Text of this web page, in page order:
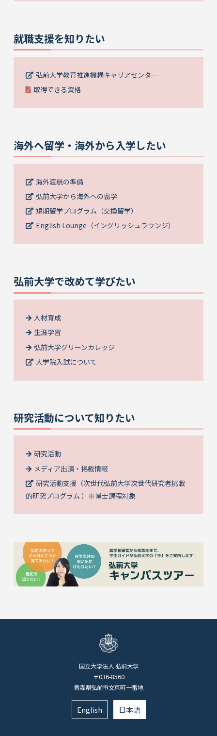
就職支援を知りたい
弘前大学教育推進機構キャリアセンター
取得できる資格
海外へ留学・海外から入学したい
海外渡航の準備
弘前大学から海外への留学
短期留学プログラム（交換留学）
English Lounge（イングリッシュラウンジ）
弘前大学で改めて学びたい
人材育成
生涯学習
弘前大学グリーンカレッジ
大学院入試について
研究活動について知りたい
研究活動
メディア出演・掲載情報
研究活動支援（次世代弘前大学次世代研究者挑戦
的研究プログラム ）※博士課程対象
国立大学法人 弘前大学
〒036-8560
青森県弘前市文京町一番地
English 日本語